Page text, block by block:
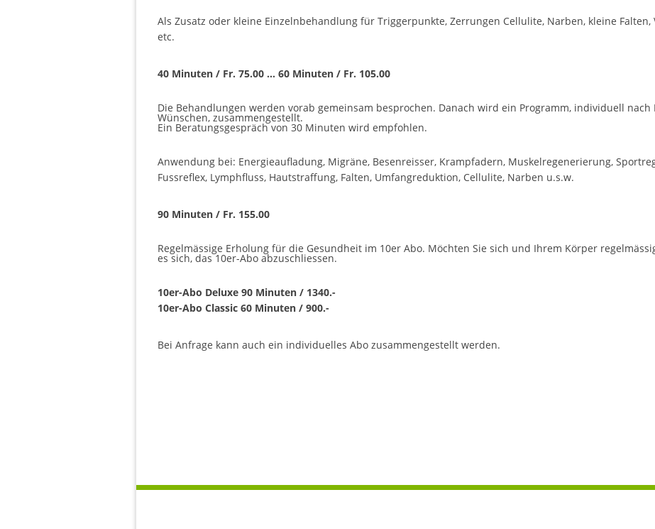
Als Zusatz oder kleine Einzelnbehandlung für Triggerpunkte, Zerrungen Cellulite, Narben, kleine Falten,
etc.
40 Minuten / Fr. 75.00 … 60 Minuten / Fr. 105.00
Die Behandlungen werden vorab gemeinsam besprochen. Danach wird ein Programm, individuell
Wünschen, zusammengestellt.
Ein Beratungsgespräch von 30 Minuten wird empfohlen.
Anwendung bei: Energieaufladung, Migräne, Besenreisser, Krampfadern, Muskelregenerierung,
Fussreflex, Lymphfluss, Hautstraffung, Falten, Umfangreduktion, Cellulite, Narben u.s.w.
90 Minuten / Fr. 155.00
Regelmässige Erholung für die Gesundheit im 10er Abo. Möchten Sie sich und Ihrem Körper
es sich, das 10er-Abo abzuschliessen.
10er-Abo Deluxe 90 Minuten / 1340.-
10er-Abo Classic 60 Minuten / 900.-
Bei Anfrage kann auch ein individuelles Abo zusammengestellt werden.